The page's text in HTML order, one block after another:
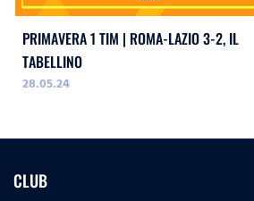
PRIMAVERA 1 TIM | ROMA-LAZIO 3-2, IL
TABELLINO
28.05.24
CLUB